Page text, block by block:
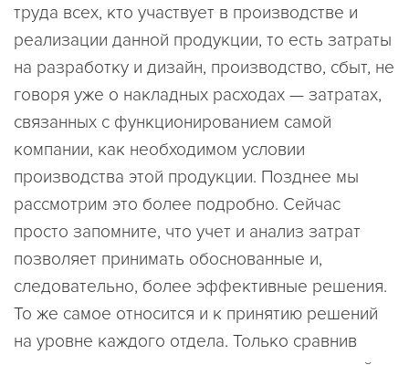
труда всех, кто участвует в производстве и
реализации данной продукции, то есть затраты
на разработку и дизайн, производство, сбыт, не
говоря уже о накладных расходах — затратах,
связанных с функционированием самой
компании, как необходимом условии
производства этой продукции. Позднее мы
рассмотрим это более подробно. Сейчас
просто запомните, что учет и анализ затрат
позволяет принимать обоснованные и,
следовательно, более эффективные решения.
То же самое относится и к принятию решений
на уровне каждого отдела. Только сравнив